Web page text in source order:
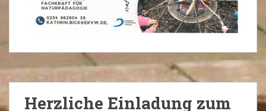
Herzliche Einladung zum